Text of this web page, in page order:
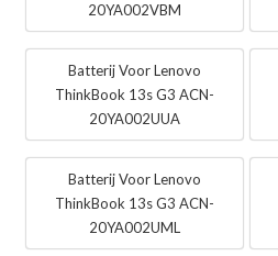
20YA002VBM
Batterij Voor Lenovo
ThinkBook 13s G3 ACN-
20YA002UUA
Batterij Voor Lenovo
ThinkBook 13s G3 ACN-
20YA002UML